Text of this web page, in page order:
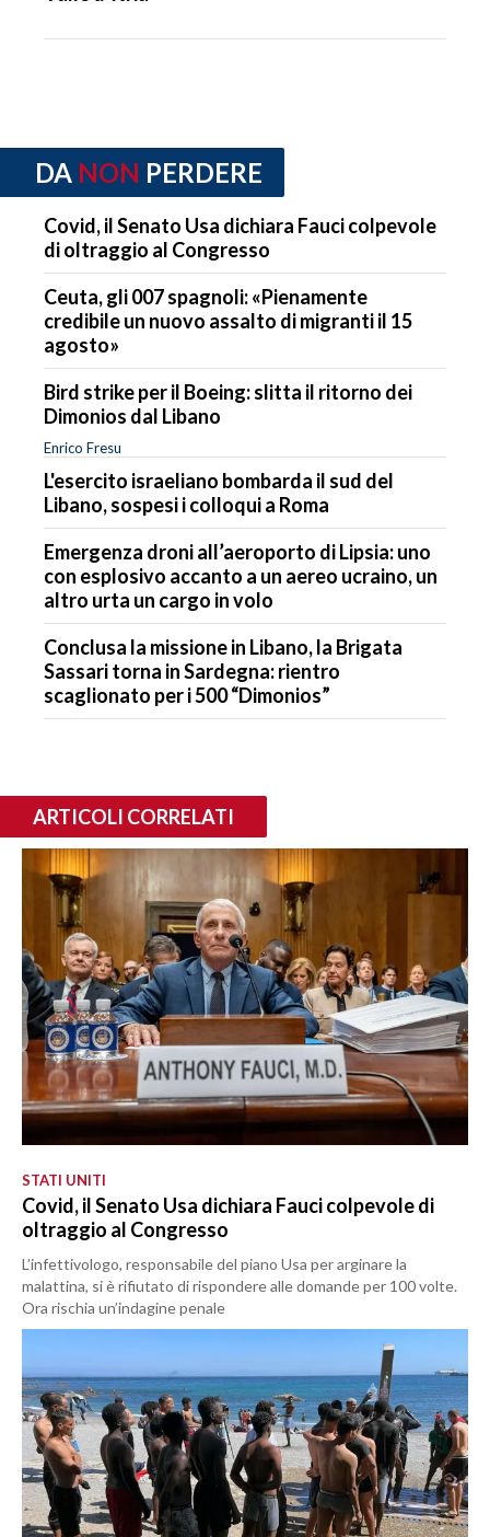
DA NON PERDERE
Covid, il Senato Usa dichiara Fauci colpevole
di oltraggio al Congresso
Ceuta, gli 007 spagnoli: «Pienamente
credibile un nuovo assalto di migranti il 15
agosto»
Bird strike per il Boeing: slitta il ritorno dei
Dimonios dal Libano
Enrico Fresu
L'esercito israeliano bombarda il sud del
Libano, sospesi i colloqui a Roma
Emergenza droni all’aeroporto di Lipsia: uno
con esplosivo accanto a un aereo ucraino, un
altro urta un cargo in volo
Conclusa la missione in Libano, la Brigata
Sassari torna in Sardegna: rientro
scaglionato per i 500 “Dimonios”
ARTICOLI CORRELATI
STATI UNITI
Covid, il Senato Usa dichiara Fauci colpevole di
oltraggio al Congresso
L’infettivologo, responsabile del piano Usa per arginare la
malattina, si è rifiutato di rispondere alle domande per 100 volte.
Ora rischia un’indagine penale